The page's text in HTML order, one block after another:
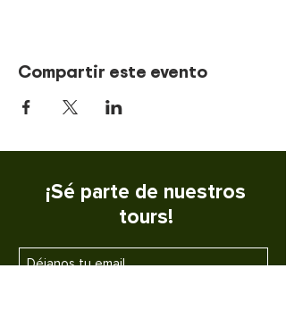
Compartir este evento
¡Sé parte de nuestros
tours!